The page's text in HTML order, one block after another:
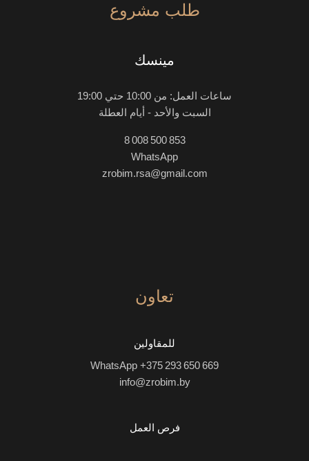
طلب مشروع
مينسك
ساعات العمل: من 10:00 حتي 19:00
السبت والأحد - أيام العطلة
8 008 500 853
WhatsApp
zrobim.rsa@gmail.com
تعاون
للمقاولين
WhatsApp +375 293 650 669
info@zrobim.by
فرص العمل